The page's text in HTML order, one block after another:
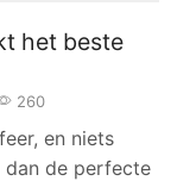
het beste
260
en niets
de perfecte